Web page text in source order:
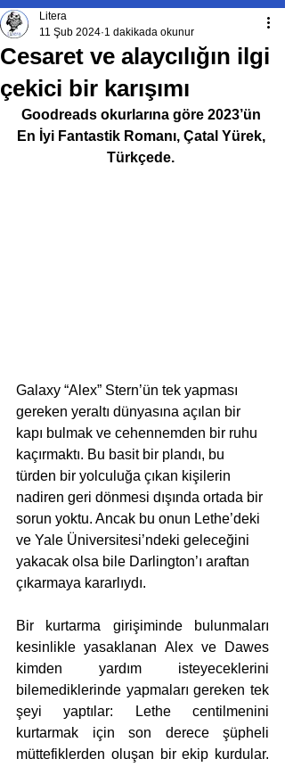
Cesaret ve alaycılığın ilgi
çekici bir karışımı
Litera
11 Şub 2024 1 dakikada okunur
Goodreads okurlarına göre 2023’ün
En İyi Fantastik Romanı, Çatal Yürek,
Türkçede.
Galaxy “Alex” Stern’ün tek yapması
gereken yeraltı dünyasına açılan bir
kapı bulmak ve cehennemden bir ruhu
kaçırmaktı. Bu basit bir plandı, bu
türden bir yolculuğa çıkan kişilerin
nadiren geri dönmesi dışında ortada bir
sorun yoktu. Ancak bu onun Lethe’deki
ve Yale Üniversitesi’ndeki geleceğini
yakacak olsa bile Darlington’ı araftan
çıkarmaya kararlıydı.
Bir kurtarma girişiminde bulunmaları
kesinlikle yasaklanan Alex ve Dawes
kimden yardım isteyeceklerini
bilemediklerinde yapmaları ge­reken tek
şeyi yaptılar: Lethe centilmenini
kurtarmak için son derece şüpheli
müttefiklerden oluşan bir ekip kurdular.